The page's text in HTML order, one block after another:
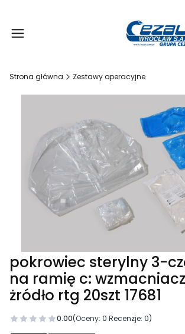
Strona główna Zestawy operacyjne
pokrowiec sterylny 3-
na ramię c:
żródło rtg 20szt 17681
0.00(Oceny: 0 Recenzje: 0)